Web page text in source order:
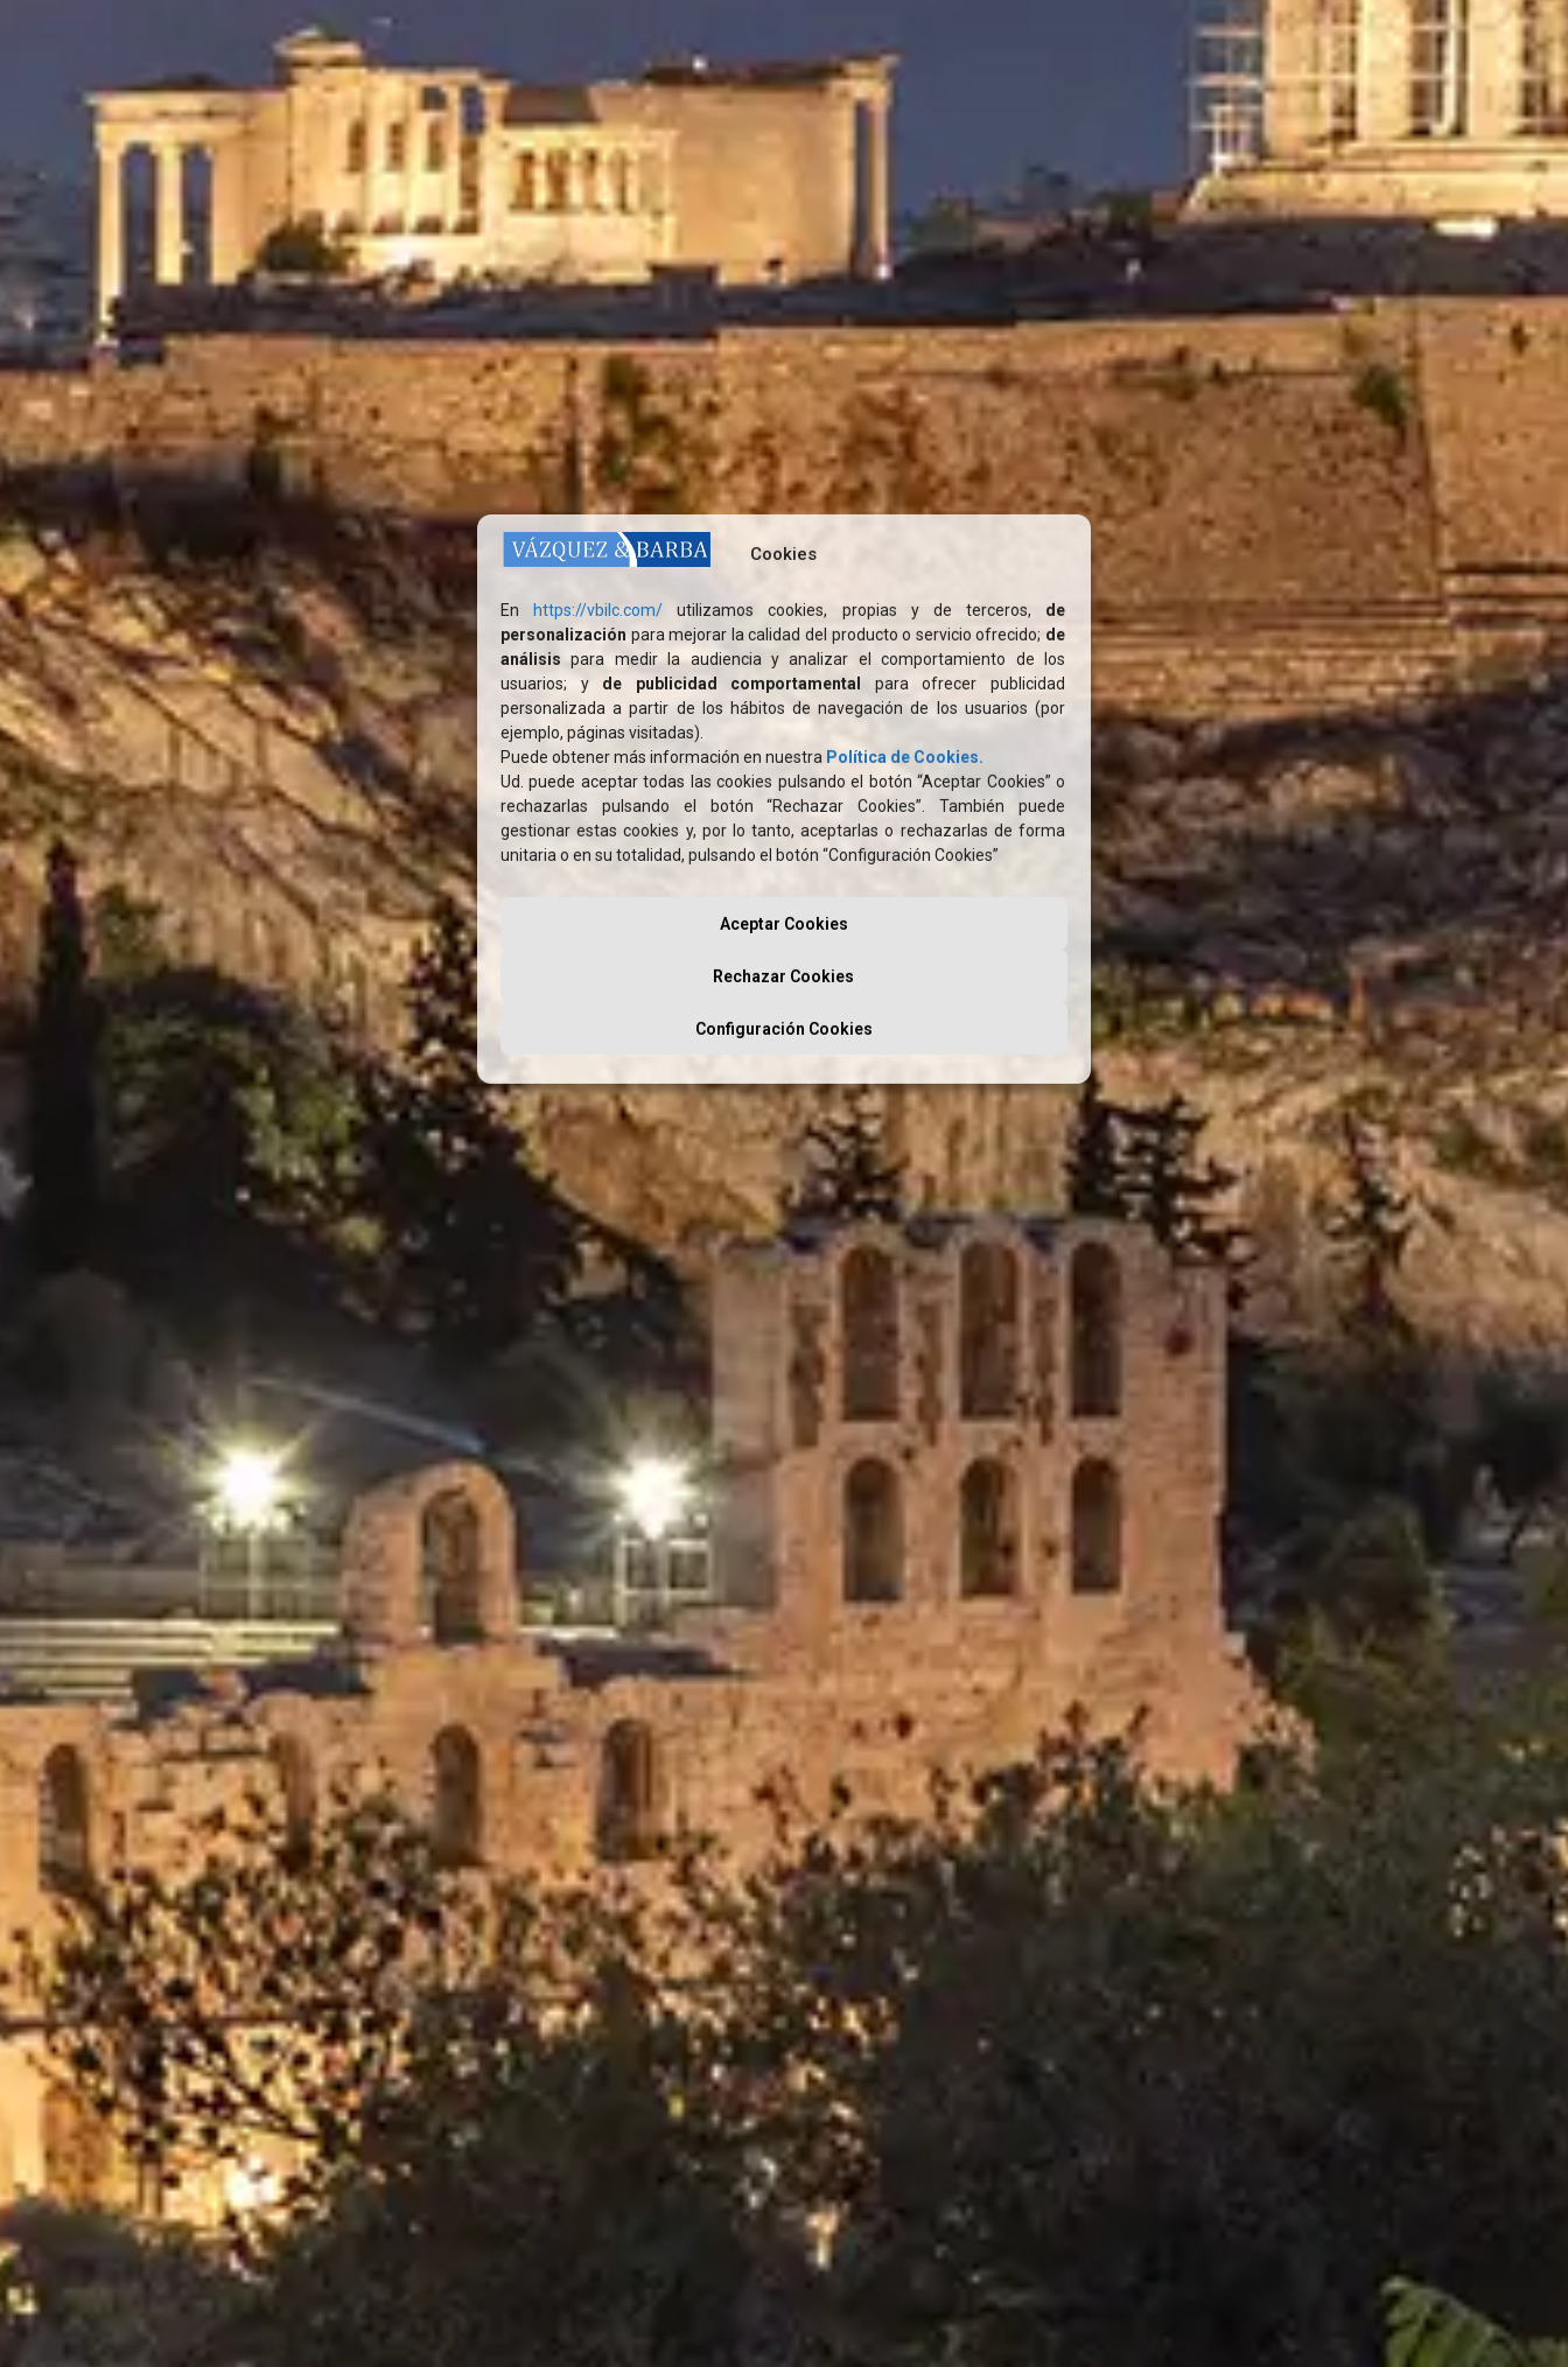
Cookies
En https://vbilc.com/ utilizamos cookies, propias y de terceros, de
personalización para mejorar la calidad del producto o servicio ofrecido; de
análisis para medir la audiencia y analizar el comportamiento de los
usuarios; y de publicidad comportamental
para ofrecer publicidad
personalizada a partir de los hábitos de navegación de los usuarios (por
ejemplo, páginas visitadas).
Puede obtener más información en nuestra Política de Cookies.
Ud. puede aceptar todas las cookies pulsando el botón “Aceptar Cookies” o
rechazarlas pulsando el botón “Rechazar Cookies”. También puede
gestionar estas cookies y, por lo tanto, aceptarlas o rechazarlas de forma
unitaria o en su totalidad, pulsando el botón “Configuración Cookies”
Aceptar Cookies
Rechazar Cookies
Configuración Cookies